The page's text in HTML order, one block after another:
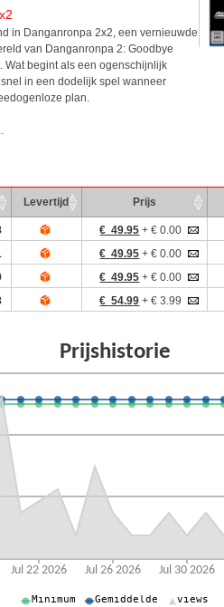
in Danganronpa 2x2, een vernieuwde
van Danganronpa 2: Goodbye
Wat begint als een ogenschijnlijk
in een dodelijk spel wanneer
plan.
Levertijd Prijs
€ 49.95 + € 0.00
€ 49.95 + € 0.00
€ 49.95 + € 0.00
€ 54.99 + € 3.99